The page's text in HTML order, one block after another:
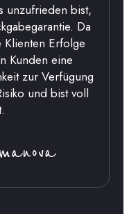
unzufrieden bist,
Da
Klienten Erfolge
Kunden eine
zur Verfügung
und bist voll